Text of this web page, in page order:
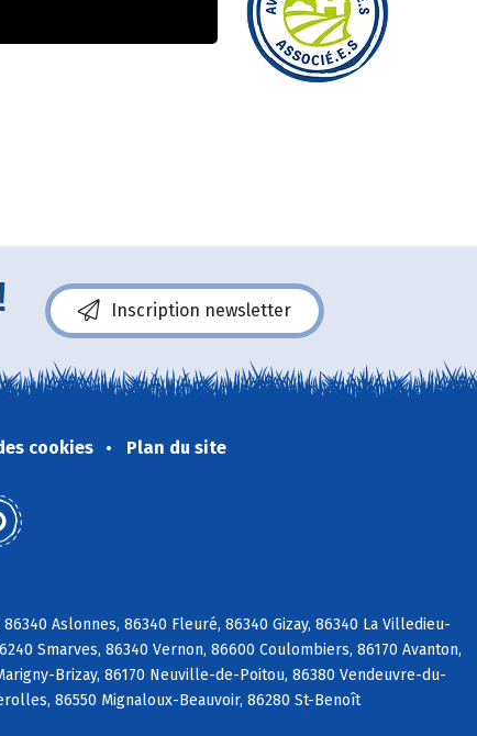
Inscription newsletter
cookies Plan du site
Aslonnes, 86340 Fleuré, 86340 Gizay, 86340 La Villedieu-
Smarves, 86340 Vernon, 86600 Coulombiers, 86170 Avanton,
Brizay, 86170 Neuville-de-Poitou, 86380 Vendeuvre-du-
86550 Mignaloux-Beauvoir, 86280 St-Benoît